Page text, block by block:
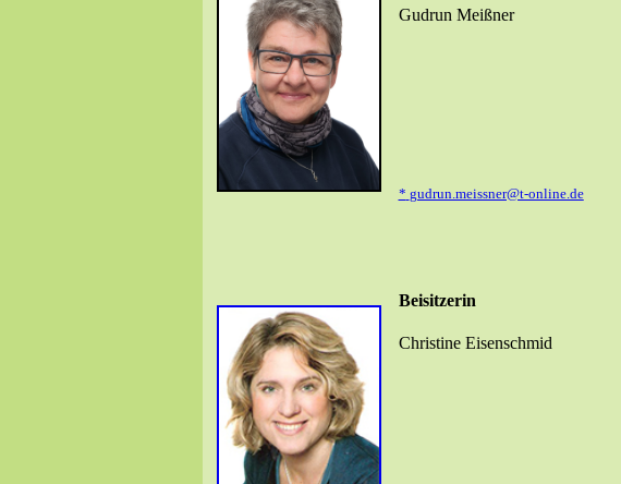
Gudrun Meißner
* gudrun.meissner@t-online.de
Beisitzerin
Christine Eisenschmid